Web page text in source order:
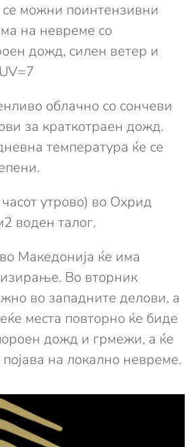
можни поинтензивни
на невреме со
дожд, силен ветер и
облачно со сончеви
за краткотраен дожд.
температура ќе се
утрово) во Охрид
воден талог.
Македонија ќе има
Во вторник
во западните делови, а
места повторно ќе биде
дожд и грмежи, а ќе
на локално невреме.